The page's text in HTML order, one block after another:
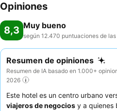
Opiniones
8,3 Muy bueno
según 12.470 puntuaciones de
Resumen de opiniones
Resumen de IA basado en 1.000+
2026
Este hotel es un centro urbano
viajeros de negocios y a quienes